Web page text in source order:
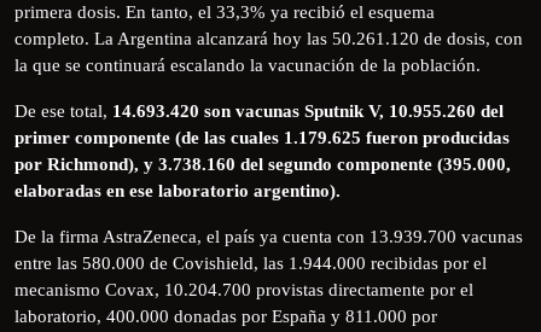
primera dosis. En tanto, el 33,3% ya recibió el esquema
completo. La Argentina alcanzará hoy las 50.261.120 de dosis, con
la que se continuará escalando la vacunación de la población.
De ese total, 14.693.420 son vacunas Sputnik V, 10.955.260 del
primer componente (de las cuales 1.179.625 fueron producidas
por Richmond), y 3.738.160 del segundo componente (395.000,
elaboradas en ese laboratorio argentino).
De la firma AstraZeneca, el país ya cuenta con 13.939.700 vacunas
entre las 580.000 de Covishield, las 1.944.000 recibidas por el
mecanismo Covax, 10.204.700 provistas directamente por el
laboratorio, 400.000 donadas por España y 811.000 por